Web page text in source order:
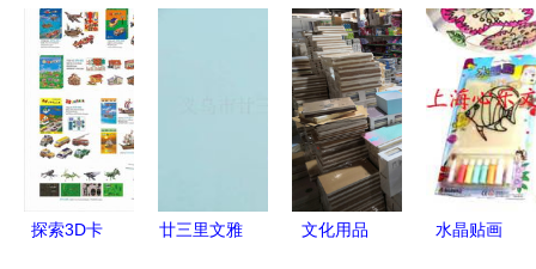
探索3D卡
廿三里文雅
文化用品
水晶贴画